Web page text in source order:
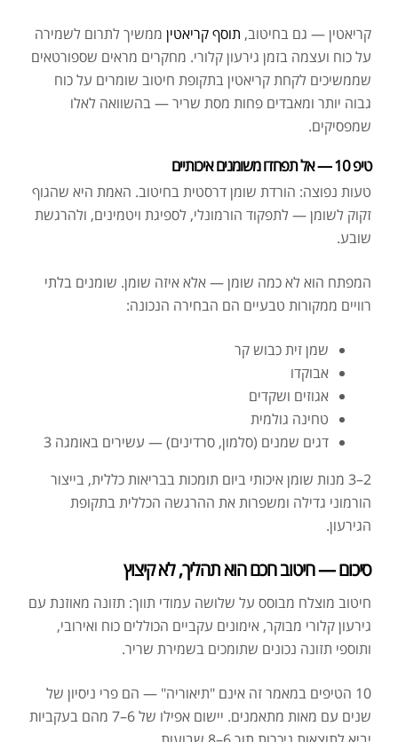
קריאטין — גם בחיטוב, תוסף קריאטין ממשיך לתרום לשמירה
על כוח ועצמה בזמן גירעון קלורי. מחקרים מראים שספורטאים
שממשיכים לקחת קריאטין בתקופת חיטוב שומרים על כוח
גבוה יותר ומאבדים פחות מסת שריר — בהשוואה לאלו
שמפסיקים.
טיפ 10 — אל תפחדו משומנים איכותיים
טעות נפוצה: הורדת שומן דרסטית בחיטוב. האמת היא שהגוף
זקוק לשומן — לתפקוד הורמונלי, לספיגת ויטמינים, ולהרגשת
שובע.
המפתח הוא לא כמה שומן — אלא איזה שומן. שומנים בלתי
רוויים ממקורות טבעיים הם הבחירה הנכונה:
שמן זית כבוש קר
אבוקדו
אגוזים ושקדים
טחינה גולמית
דגים שמנים (סלמון, סרדינים) — עשירים באומגה 3
2–3 מנות שומן איכותי ביום תומכות בבריאות כללית, בייצור
הורמוני גדילה ומשפרות את ההרגשה הכללית בתקופת
הגירעון.
סיכום — חיטוב חכם הוא תהליך, לא קיצוץ
חיטוב מוצלח מבוסס על שלושה עמודי תווך: תזונה מאוזנת עם
גירעון קלורי מבוקר, אימונים עקביים הכוללים כוח ואירובי,
ותוספי תזונה נכונים שתומכים בשמירת שריר.
10 הטיפים במאמר זה אינם "תיאוריה" — הם פרי ניסיון של
שנים עם מאות מתאמנים. יישום אפילו של 6–7 מהם בעקביות